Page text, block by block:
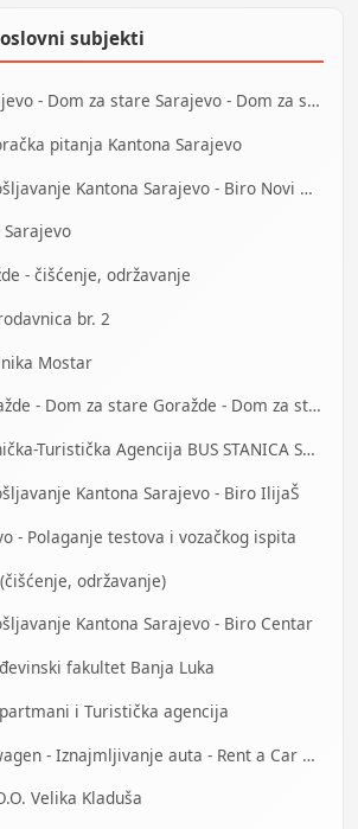
subjekti
Starački dom Sarajevo - Dom za stare Sarajevo - Dom za stara lica Sarajevo
pitanja Kantona Sarajevo
J.U. Služba za zapošljavanje Kantona Sarajevo - Biro Novi Grad
- čišćenje, održavanje
br. 2
Mostar
Starački dom Goražde - Dom za stare Goražde - Dom za stara lica Goražde
Centrotours - Putnička-Turistička Agencija BUS STANICA Sarajevo
Kantona Sarajevo - Biro IlijaŠ
- Polaganje testova i vozačkog ispita
(čišćenje, održavanje)
Kantona Sarajevo - Biro Centar
fakultet Banja Luka
i Turistička agencija
Car Rental - Mietwagen - Iznajmljivanje auta - Rent a Car Mostar
Velika Kladuša